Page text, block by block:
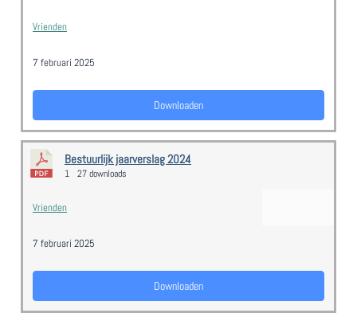
Vrienden
7 februari 2025
Downloaden
Bestuurlijk jaarverslag 2024
1 27 downloads
Vrienden
7 februari 2025
Downloaden